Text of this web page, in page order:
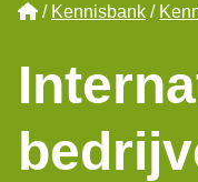
Home
Kennisbank